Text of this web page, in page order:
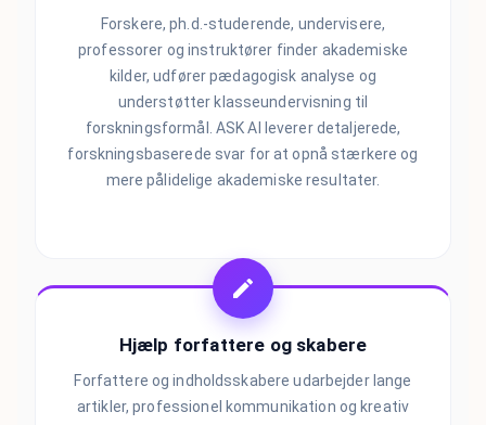
Forskere, ph.d.-studerende, undervisere,
professorer og instruktører finder akademiske
kilder, udfører pædagogisk analyse og
understøtter klasseundervisning til
forskningsformål. ASK AI leverer detaljerede,
forskningsbaserede svar for at opnå stærkere og
mere pålidelige akademiske resultater.
Hjælp forfattere og skabere
Forfattere og indholdsskabere udarbejder lange
artikler, professionel kommunikation og kreativ